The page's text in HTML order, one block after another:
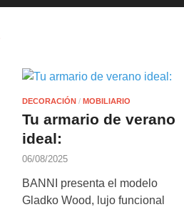
DECORACIÓN / MOBILIARIO
Tu armario de verano
ideal:
06/08/2025
BANNI presenta el modelo
Gladko Wood, lujo funcional